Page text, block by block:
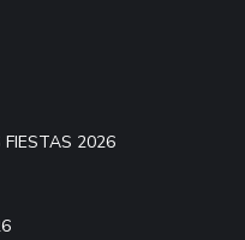
FIESTAS 2026